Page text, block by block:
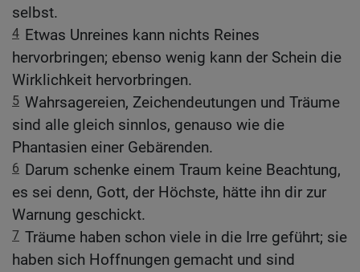
selbst.
4 Etwas Unreines kann nichts Reines
hervorbringen; ebenso wenig kann der Schein die
Wirklichkeit hervorbringen.
5 Wahrsagereien, Zeichendeutungen und Träume
sind alle gleich sinnlos, genauso wie die
Phantasien einer Gebärenden.
6 Darum schenke einem Traum keine Beachtung,
es sei denn, Gott, der Höchste, hätte ihn dir zur
Warnung geschickt.
7 Träume haben schon viele in die Irre geführt; sie
haben sich Hoffnungen gemacht und sind